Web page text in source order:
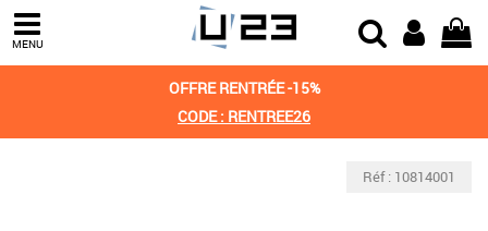
MENU
OFFRE RENTRÉE -15%
CODE : RENTREE26
Réf : 10814001